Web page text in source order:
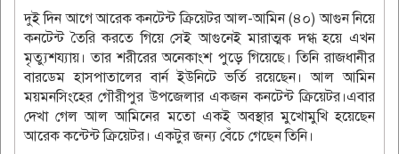
দুই দিন আগে আরেক কনটেন্ট ক্রিয়েটর আল-আমিন (৪০) আগুন নিয়ে
কনটেন্ট তৈরি করতে গিয়ে সেই আগুনেই মারাত্মক দগ্ধ হয়ে এখন
মৃত্যুশয্যায়। তার শরীরের অনেকাংশ পুড়ে গিয়েছে। তিনি রাজধানীর
বারডেম হাসপাতালের বার্ন ইউনিটে ভর্তি রয়েছেন। আল আমিন
ময়মনসিংহের গৌরীপুর উপজেলার একজন কনটেন্ট ক্রিয়েটর।এবার
দেখা গেল আল আমিনের মতো একই অবস্থার মুখোমুখি হয়েছেন
আরেক কন্টেন্ট ক্রিয়েটর। একটুর জন্য বেঁচে গেছেন তিনি।